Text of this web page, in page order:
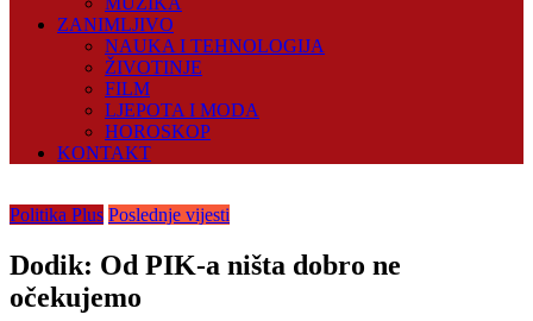
ZANIMLJIVO
NAUKA I TEHNOLOGIJA
ŽIVOTINJE
FILM
LJEPOTA I MODA
HOROSKOP
KONTAKT
Politika Plus Poslednje vijesti
Dodik: Od PIK-a ništa dobro ne
očekujemo